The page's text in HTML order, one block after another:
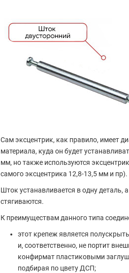
Сам эксцентрик, как правило, имеет
материала, куда он будет
мм, но также используются
самого эксцентрика 12,8-13,5 мм и пр).
Шток устанавливается в одну деталь,
стягиваются.
К преимуществам данного типа
этот крепеж является
и, соответственно, не портит
конфирмат пластиковыми
подбирая по цвету ДСП;